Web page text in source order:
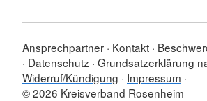
Ansprechpartner Kontakt
Datenschutz Grundsatzerklärung
Widerruf/Kündigung
Impressum
© 2026 Kreisverband Rosenheim